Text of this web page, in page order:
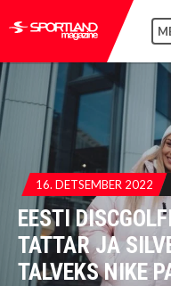
16. DETSEMBER 2022
EESTI
TATTAR JA
TALVEKS NIKE